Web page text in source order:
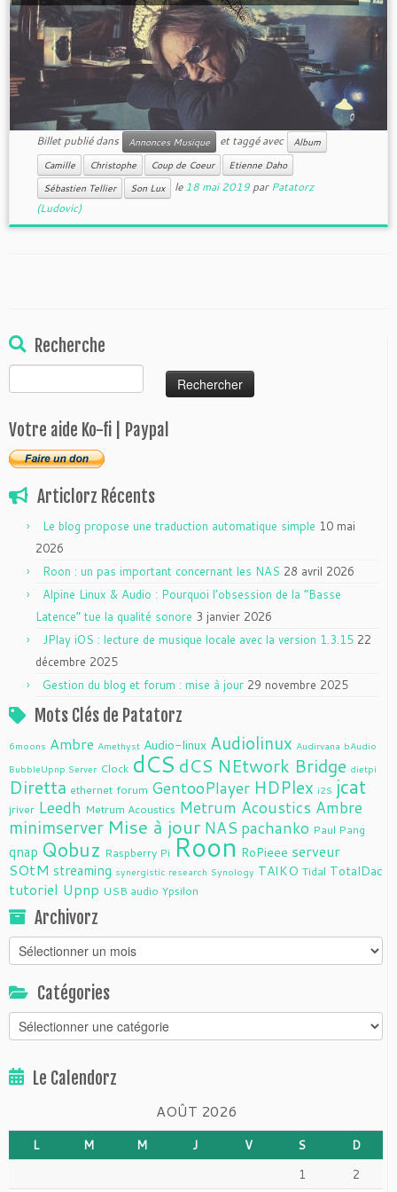
Billet publié dans Annonces Musique et taggé avec
Album
Camille
Christophe Coup de Coeur
Etienne Daho
Sébastien Tellier
Son Lux le18 mai 2019 parPatatorz
(Ludovic)
Recherche
Votre aide Ko-fi | Paypal
Articlorz Récents
Le blog propose une traduction automatique simple 10 mai
2026
Roon : un pas important concernant les NAS 28 avril 2026
Alpine Linux & Audio : Pourquoi l’obsession de la “Basse
Latence” tue la qualité sonore 3 janvier 2026
JPlay iOS : lecture de musique locale avec la version 1.3.15 22
décembre 2025
Gestion du blog et forum : mise à jour 29 novembre 2025
Mots Clés de Patatorz
6moons Ambre Amethyst Audio-linux Audiolinux Audirvana bAudio
BubbleUpnp Server Clock dCS dCS NEtwork Bridge dietpi
Diretta ethernet forum GentooPlayer HDPlex i2S jcat
jriver Leedh Metrum Acoustics Metrum Acoustics Ambre
minimserver Mise à jour NAS pachanko Paul Pang
qnap Qobuz Raspberry Pi Roon RoPieee serveur
SOtM streaming synergistic research Synology TAIKO Tidal TotalDac
tutoriel Upnp USB audio Ypsilon
Archivorz
Archivorz
Catégories
Catégories
Le Calendorz
AOÛT 2026
L M M J V S
D
1
2